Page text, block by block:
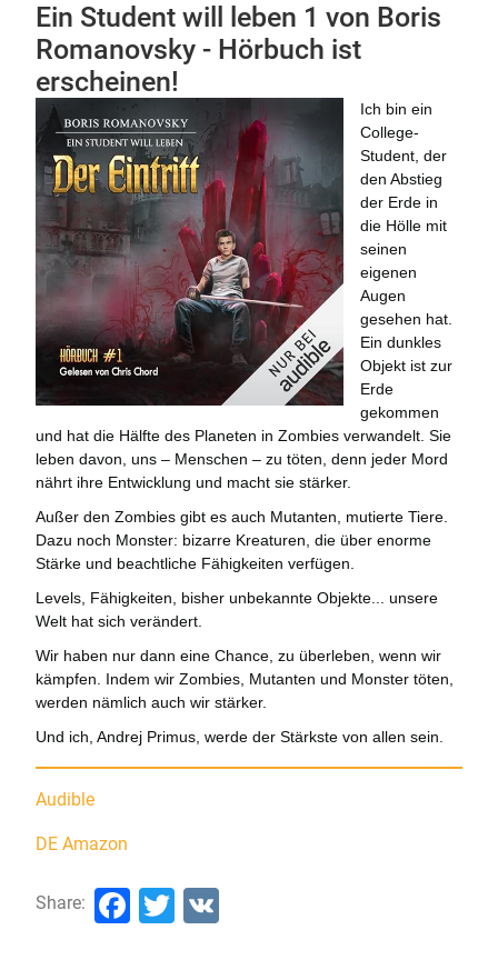
Ein Student will leben 1 von Boris
Romanovsky - Hörbuch ist
erscheinen!
Ich bin ein
College-
Student, der
den Abstieg
der Erde in
die Hölle mit
seinen
eigenen
Augen
gesehen hat.
Ein dunkles
Objekt ist zur
Erde
gekommen
und hat die Hälfte des Planeten in Zombies verwandelt. Sie
leben davon, uns – Menschen – zu töten, denn jeder Mord
nährt ihre Entwicklung und macht sie stärker.
Außer den Zombies gibt es auch Mutanten, mutierte Tiere.
Dazu noch Monster: bizarre Kreaturen, die über enorme
Stärke und beachtliche Fähigkeiten verfügen.
Levels, Fähigkeiten, bisher unbekannte Objekte... unsere
Welt hat sich verändert.
Wir haben nur dann eine Chance, zu überleben, wenn wir
kämpfen. Indem wir Zombies, Mutanten und Monster töten,
werden nämlich auch wir stärker.
Und ich, Andrej Primus, werde der Stärkste von allen sein.
Audible
DE Amazon
Share: Facebook
Twitter